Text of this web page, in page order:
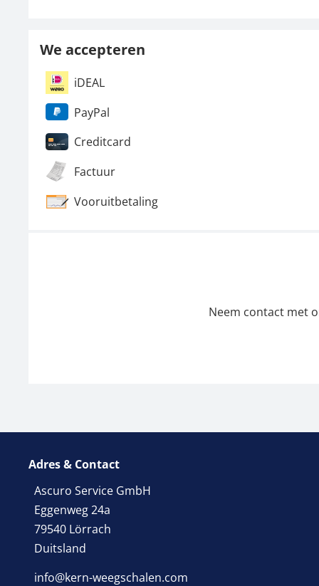
We accepteren
iDEAL
PayPal
Creditcard
Factuur
Vooruitbetaling
Neem contact met
Adres & Contact
Ascuro Service GmbH
Eggenweg 24a
79540 Lörrach
Duitsland
info@kern-weegschalen.com